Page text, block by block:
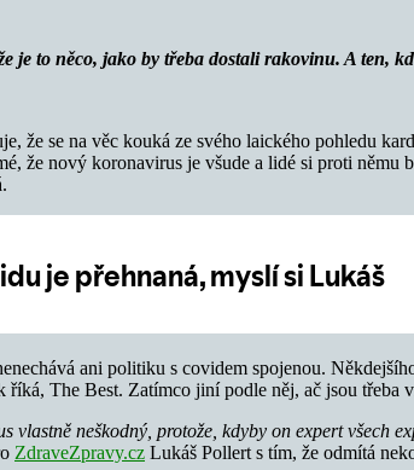
je to něco, jako by třeba dostali rakovinu. A ten,
že se na věc kouká ze svého laického pohledu
že nový koronavirus je všude a lidé si proti
ani politiku s covidem spojenou.
The Best. Zatímco jiní podle něj, ač jsou třeba
vlastně neškodný, protože, kdyby on expert všech
ZdraveZpravy.cz Lukáš Pollert s tím, že odmítá